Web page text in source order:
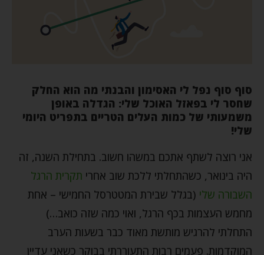
סוף סוף נפל לי האסימון והבנתי מה הוא החלק
שחסר לי בפאזל האוכל שלי: הגדלה באופן
משמעותי של כמות העלים הטריים בתפריט היומי
שלי!
אני רוצה לשתף אתכם במשהו חשוב. בתחילת השנה, זה
היה בינואר, כשהתחלתי ללכת שוב אחריתקרית הרגל
השבורה שלי(בגלל שבירת המטטרסל החמישי – אחת
מחמש העצמות בכף הרגל, ואוי כמה שזה כואב…)
התחלתי להרגיש מותשת מאוד כבר בשעות הערב
המוקדמות. פעמים רבות התעוררתי בבוקר כשאני עדיין